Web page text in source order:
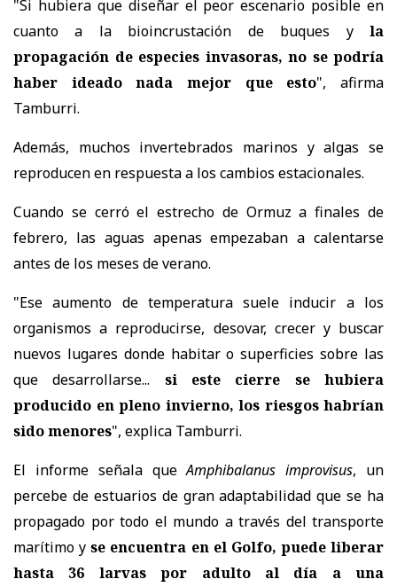
"Si hubiera que diseñar el peor escenario posible en
cuanto a la bioincrustación de buques y la
propagación de especies invasoras, no se podría
haber ideado nada mejor que esto", afirma
Tamburri.
Además, muchos invertebrados marinos y algas se
reproducen en respuesta a los cambios estacionales.
Cuando se cerró el estrecho de Ormuz a finales de
febrero, las aguas apenas empezaban a calentarse
antes de los meses de verano.
"Ese aumento de temperatura suele inducir a los
organismos a reproducirse, desovar, crecer y buscar
nuevos lugares donde habitar o superficies sobre las
que desarrollarse... si este cierre se hubiera
producido en pleno invierno, los riesgos habrían
sido menores", explica Tamburri.
El informe señala que Amphibalanus improvisus, un
percebe de estuarios de gran adaptabilidad que se ha
propagado por todo el mundo a través del transporte
marítimo yse encuentra en el Golfo, puede liberar
hasta 36 larvas por adulto al día a una